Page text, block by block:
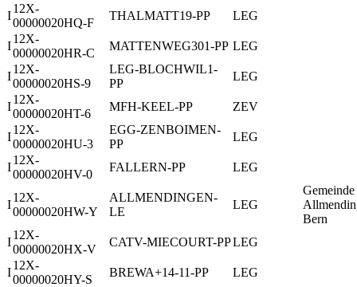
I
12X-
00000020HQ-F
THALMATT19-PP LEG
I
12X-
00000020HR-C
MATTENWEG301-PP LEG
I
12X-
00000020HS-9
LEG-BLOCHWIL1-
PP
LEG
I
12X-
00000020HT-6
MFH-KEEL-PP ZEV
I
12X-
00000020HU-3
EGG-ZENBOIMEN-
PP
LEG
I
12X-
00000020HV-0
FALLERN-PP LEG
I
12X-
00000020HW-Y
ALLMENDINGEN-
LE
LEG
Gemeinde
Bern
I
12X-
00000020HX-V
CATV-MIECOURT-PPLEG
I
12X-
00000020HY-S
BREWA+14-11-PP LEG